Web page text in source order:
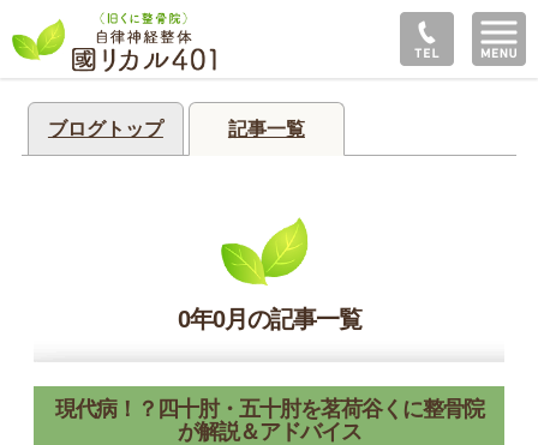
ブログトップ 記事一覧
0年0月の記事一覧
現代病！？四十肘・五十肘を茗荷谷くに整骨院
が解説＆アドバイス